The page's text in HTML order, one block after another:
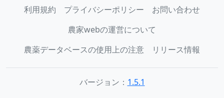
利用規約 プライバシーポリシー
お問い合わせ
農家webの運営について
農薬データベースの使用上の注意
リリース情報
バージョン： 1.5.1